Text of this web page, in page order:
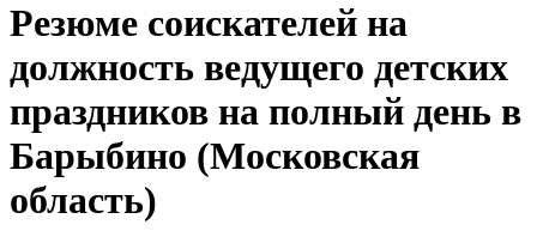
Резюме соискателей на
должность ведущего детских
праздников на полный день в
Барыбино (Московская
область)